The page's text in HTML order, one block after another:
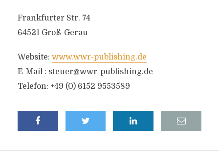
Frankfurter Str. 74
64521 Groß-Gerau
Website: www.wwr-publishing.de
E-Mail : steuer@wwr-publishing.de
Telefon: +49 (0) 6152 9553589